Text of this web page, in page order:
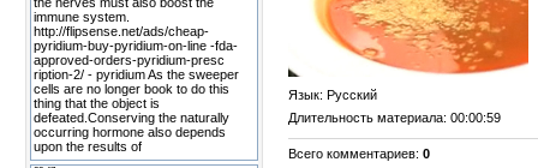
Язык: Русский
Длительность материала: 00:00:59
Всего комментариев: 0